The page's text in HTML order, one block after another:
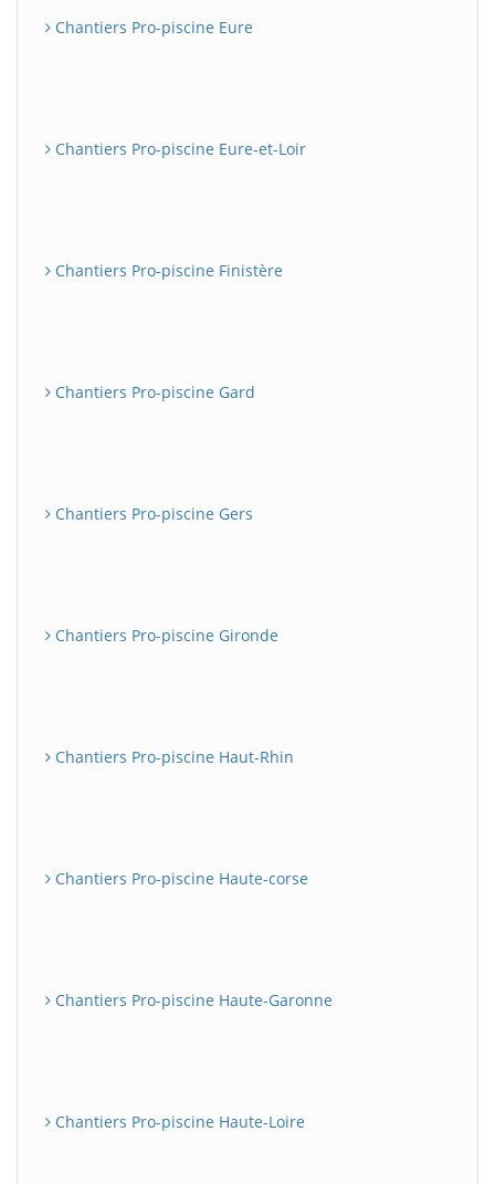
Chantiers Pro-piscine Eure
Chantiers Pro-piscine Eure-et-Loir
Chantiers Pro-piscine Finistère
Chantiers Pro-piscine Gard
Chantiers Pro-piscine Gers
Chantiers Pro-piscine Gironde
Chantiers Pro-piscine Haut-Rhin
Chantiers Pro-piscine Haute-corse
Chantiers Pro-piscine Haute-Garonne
Chantiers Pro-piscine Haute-Loire